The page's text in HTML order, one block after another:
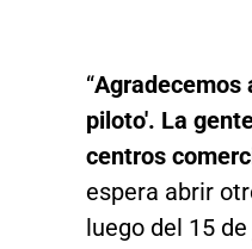
“Agradecemos
piloto'. La
centros
espera abrir
luego del 15